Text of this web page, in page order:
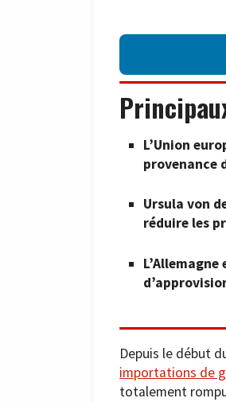
L’Union
provenance
Ursula von
réduire les
Depuis le début
importations de
totalement